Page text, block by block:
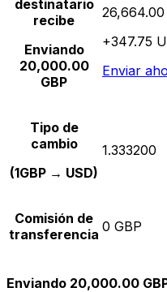
destinatario
recibe
Enviando
20,000.00
GBP
+347.75
Enviar
Tipo de
cambio
(1GBP → USD)
1.333200
Comisión de
transferencia 0 GBP
Enviando 20,000.00